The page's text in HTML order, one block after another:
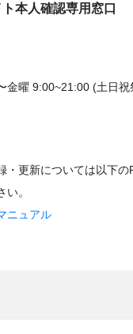
本人確認専用窓口
金曜 9:00~21:00 (土日祝
・更新については以下の
い。
ニュアル